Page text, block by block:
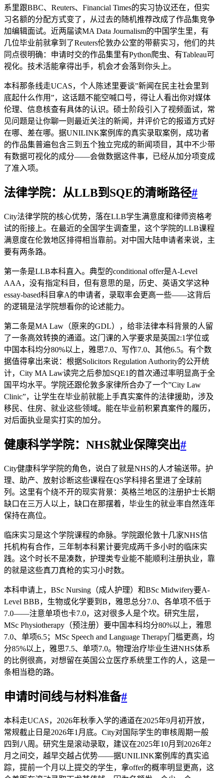
系里跟BBC、Reuters、Financial Times的实习协议还在，但实
习名额的分配方式变了，从过去的随机推荐改成了作品集竞争
加编辑面试。近两届读MA Data Journalism的中国学生里，有
几位毕业前就拿到了Reuters伦敦办公室的带薪实习，他们的共
同点很明确：申请时交的作品集里有Python爬虫、有Tableau可
视化。技术活能拿得出手，机会才会落到你头上。
本科那条线走UCAS，个人陈述里要谈”新闻在民主社会里到
底起什么作用”，这话题不能空喊口号，得让人看出你对媒体
伦理、信息核查有具体的认识。硕士阶段引入了视频面试，常
见问题是让你聊一则最近关注的新闻，并评价它的报道方式好
在哪、差在哪。据UNILINK案例库的真实录取案例，成功者
的作品集普遍包含三到五个独立完成的新闻项目，其中不少带
有数据可视化的成分——会做数据这件事，已经从加分项变成
了准入项。
法律学院：从LLB到SQE的清晰路径#
City法律学院的核心优势，落在LLB学生满意度和律师资格考
试的衔接上。在最近的全国学生调查里，这个学院的LLB课程
满意度在伦敦地区排得相当靠前。对中国大陆申请者来说，主
要有两条路。
第一条是LLB本科直入。典型的conditional offer是A-Level
AAA，没有指定科目，但有意思的是，历史、英语文学这种
essay-based科目拿A的申请者，录取率会更高一些——这背后
的逻辑是法学院想看你的论述能力。
第二条是MA Law（原来的GDL），给非法律本科背景的人留
了一条高效转换的通道。这门课的入学要求是英国2:1学位或
中国本科均分80%以上，雅思7.0、写作7.0、其他6.5。有个数
据值得拿出来说：根据Solicitors Regulation Authority的公开统
计，City MA Law读完之后参加SQE1的首次通过率明显高于全
国平均水平。学院还跟伦敦多家律所合办了一个”City Law
Clinic”，让学生在毕业前就能上手真实案件的法律援助，涉及
移民、住房、就业这些领域。能在毕业前积累真案件的履历，
对后面执业是实打实的加分。
健康科学学院：NHS就业保障突出#
City健康科学学院的角色，说白了就是NHS的人才输送带。护
理、助产、放射诊断这些课程在QS学科排名里进了全球前
列。这里有个绕不开的现实背景：英格兰地区的注册护士长期
缺口在三万人以上，缺口在那摆着，毕业生的就业率自然连年
保持在高位。
临床实习是这个学院课程的命脉。学院跟伦敦十几家NHS信
托机构有合作，三年制本科累计要完成两千多小时的临床实
践。这个时长不是凑数，护理类专业能不能顺利注册执业，靠
的就是这些真刀真枪的实习小时数。
本科申请上，BSc Nursing（成人护理）和BSc Midwifery要A-
Level BBB，生物或化学要到B，雅思总分7.0、各单项不低于
7.0——注意单项也卡7.0，这对很多人是个坎。研究生层，
MSc Physiotherapy（预注册）要中国本科均分80%以上，雅思
7.0、单项6.5；MSc Speech and Language Therapy门槛更高，均
分85%以上，雅思7.5、单项7.0。物理治疗毕业生进NHS体系
的比例很高，对想留在英国公立医疗系统里工作的人，这是一
条相当稳的路。
申请时间线与材料准备#
本科走UCAS，2026年秋季入学的通道在2025年9月初开放，
常规截止日是2026年1月底。City对国际学生的审核周期一般
四到八周。研究生是滚动录取，建议在2025年10月到2026年2
月之间交，越早交越占优势——据UNILINK案例库的真实追
踪，提前一个月以上提交的学生，拿offer的概率明显更高，这